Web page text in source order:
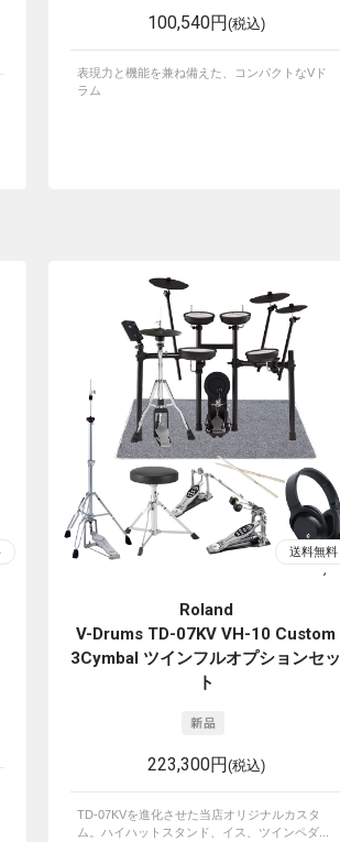
100,540円(税込)
表現力と機能を兼ね備えた、コンパクトなVド
ラム
Roland
V-Drums TD-07KV VH-10 Custom
3Cymbal ツインフルオプションセッ
ト
223,300円(税込)
TD-07KVを進化させた当店オリジナルカスタ
ム。ハイハットスタンド、イス、ツインペダ...